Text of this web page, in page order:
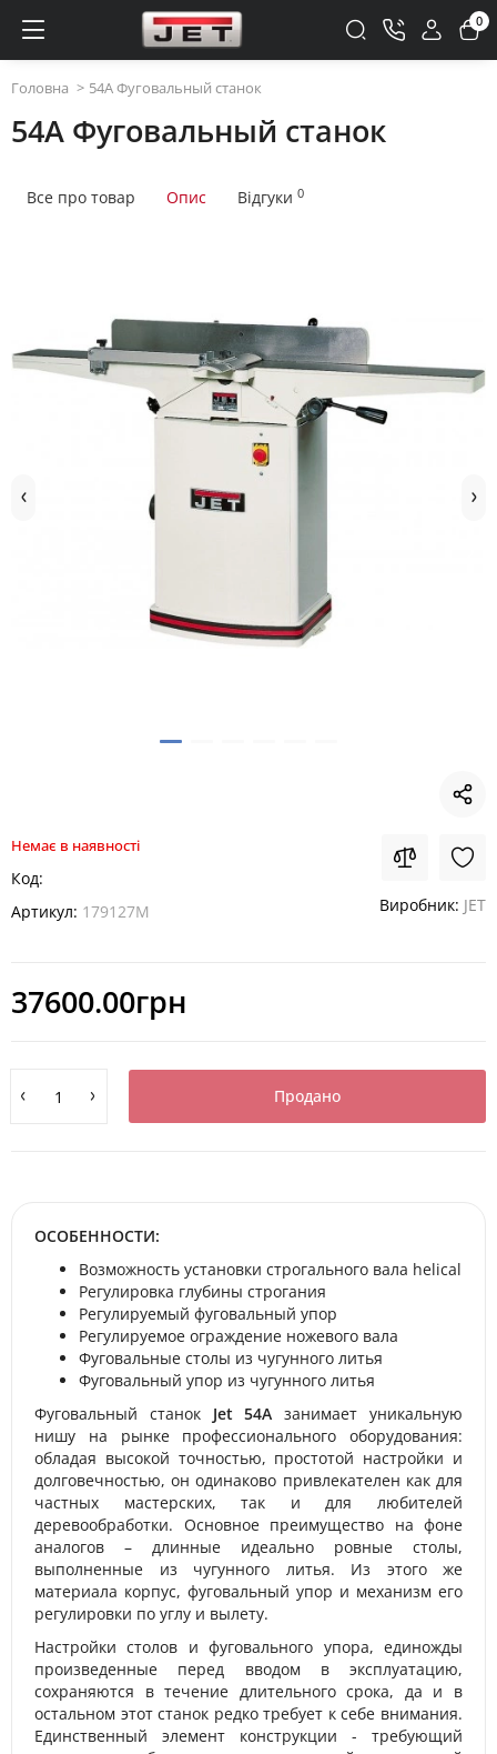
0
Головна 54A Фуговальный станок
54A Фуговальный станок
Все про товар Опис Відгуки 0
Немає в наявності
Код:
Артикул: 179127M Виробник: JET
37600.00грн
Продано
ОСОБЕННОСТИ:
Возможность установки строгального вала helical
Регулировка глубины строгания
Регулируемый фуговальный упор
Регулируемое ограждение ножевого вала
Фуговальные столы из чугунного литья
Фуговальный упор из чугунного литья
Фуговальный станок Jet 54A занимает уникальную
нишу на рынке профессионального оборудования:
обладая высокой точностью, простотой настройки и
долговечностью, он одинаково привлекателен как для
частных мастерских, так и для любителей
деревообработки. Основное преимущество на фоне
аналогов – длинные идеально ровные столы,
выполненные из чугунного литья. Из этого же
материала корпус, фуговальный упор и механизм его
регулировки по углу и вылету.
Настройки столов и фуговального упора, единожды
произведенные перед вводом в эксплуатацию,
сохраняются в течение длительного срока, да и в
остальном этот станок редко требует к себе внимания.
Единственный элемент конструкции - требующий